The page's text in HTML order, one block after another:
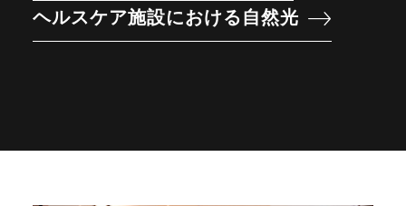
ヘルスケア施設における自然光